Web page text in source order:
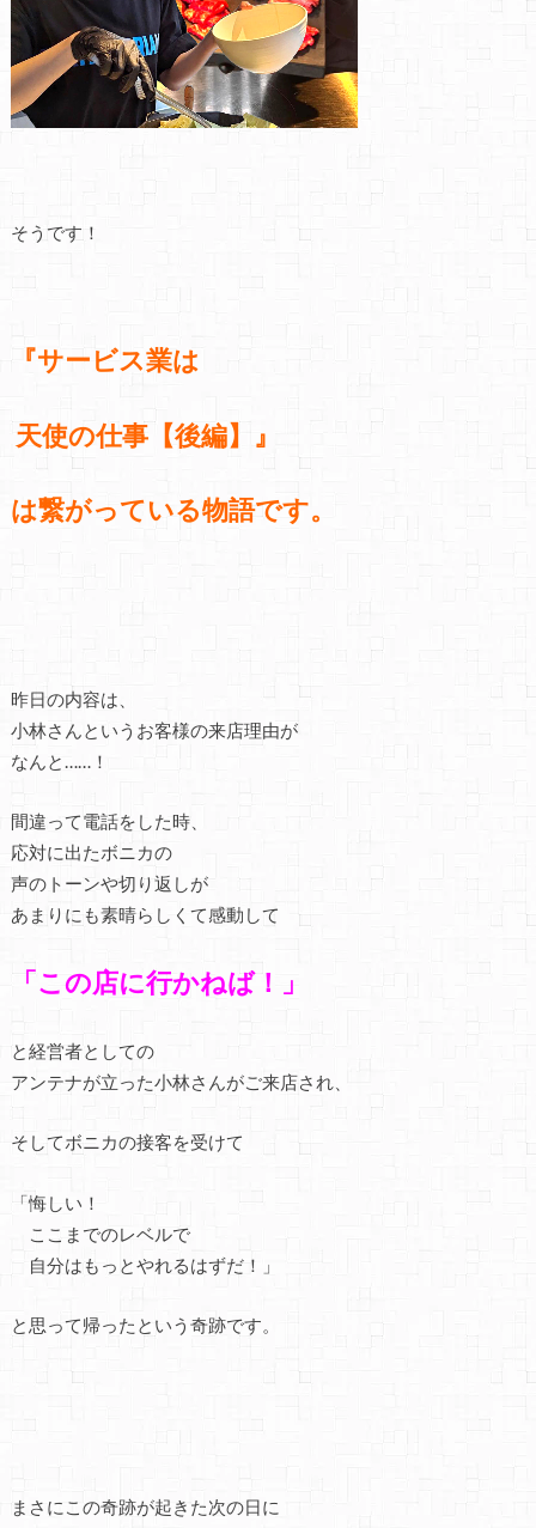
そうです！
『サービス業は
天使の仕事【後編】』
は繋がっている物語です。
昨日の内容は、
小林さんというお客様の来店理由が
なんと……！
間違って電話をした時、
応対に出たボニカの
声のトーンや切り返しが
あまりにも素晴らしくて感動して
「この店に行かねば！」
と経営者としての
アンテナが立った小林さんがご来店され、
そしてボニカの接客を受けて
「悔しい！
ここまでのレベルで
自分はもっとやれるはずだ！」
と思って帰ったという奇跡です。
まさにこの奇跡が起きた次の日に